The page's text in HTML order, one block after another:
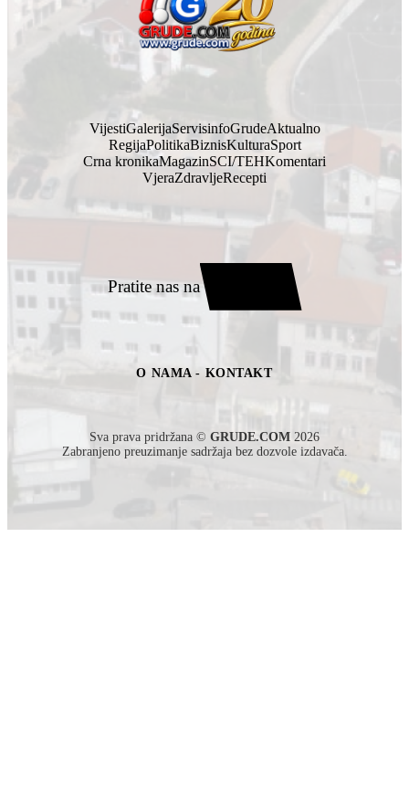
VijestiGalerijaServisinfoGrudeAktualno
RegijaPolitikaBiznisKulturaSport
Crna kronikaMagazinSCI/TEHKomentari
VjeraZdravljeRecepti
Pratite nas na
O NAMA - KONTAKT
Sva prava pridržana © GRUDE.COM 2026
Zabranjeno preuzimanje sadržaja bez dozvole izdavača.